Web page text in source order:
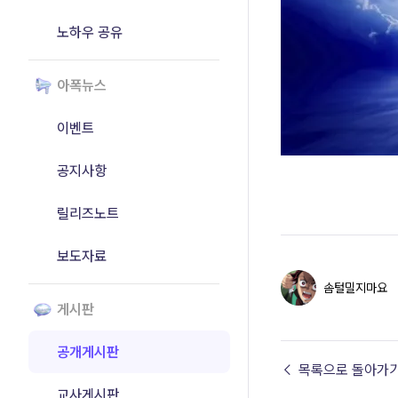
노하우 공유
아폭뉴스
이벤트
공지사항
릴리즈노트
보도자료
게시판
공개게시판
교사게시판
솜털밀지마요
← 목록으로 돌아가